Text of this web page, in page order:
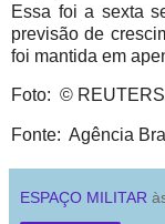
Essa foi a sexta
previsão de
foi mantida em
Foto: ©
Fonte: Agência
ESPAÇO MILITAR